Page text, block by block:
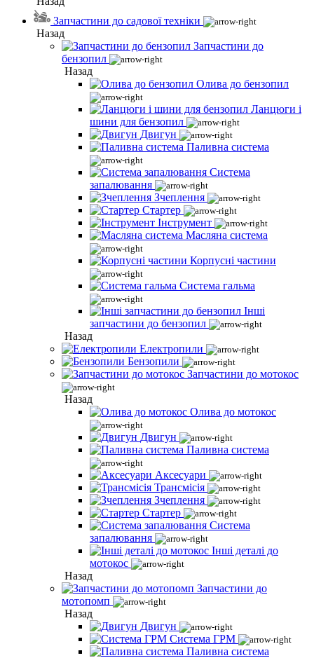
Запчастини до садової техніки
Назад
Запчастини до
бензопил
Назад
Олива до бензопил
Ланцюги і
шини для бензопил
Двигун
Паливна система
Система
запалювання
Зчеплення
Стартер
Інструмент
Масляна система
Корпусні частини
Система гальма
Інші
запчастини до бензопил
Назад
Електропили
Бензопили
Запчастини до мотокос
Назад
Олива до мотокос
Двигун
Паливна система
Аксесуари
Трансмісія
Зчеплення
Стартер
Система
запалювання
Інші деталі до
мотокос
Назад
Запчастини до
мотопомп
Назад
Двигун
Система ГРМ
Паливна система